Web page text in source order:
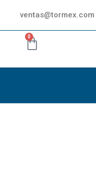
ventas@tormex.com
0